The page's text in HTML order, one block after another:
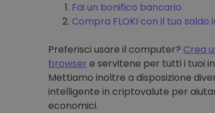
Fai un bonifico bancario
Compra FLOKI con il tuo saldo
Preferisci usare il computer? Crea
browser e servitene per tutti i tuoi
Mettiamo inoltre a disposizione
intelligente in criptovalute per
economici.